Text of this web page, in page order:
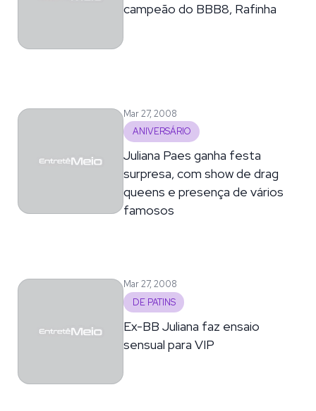
campeão do BBB8, Rafinha
Mar 27, 2008
ANIVERSÁRIO
Juliana Paes ganha festa
surpresa, com show de drag
queens e presença de vários
famosos
Mar 27, 2008
DE PATINS
Ex-BB Juliana faz ensaio
sensual para VIP